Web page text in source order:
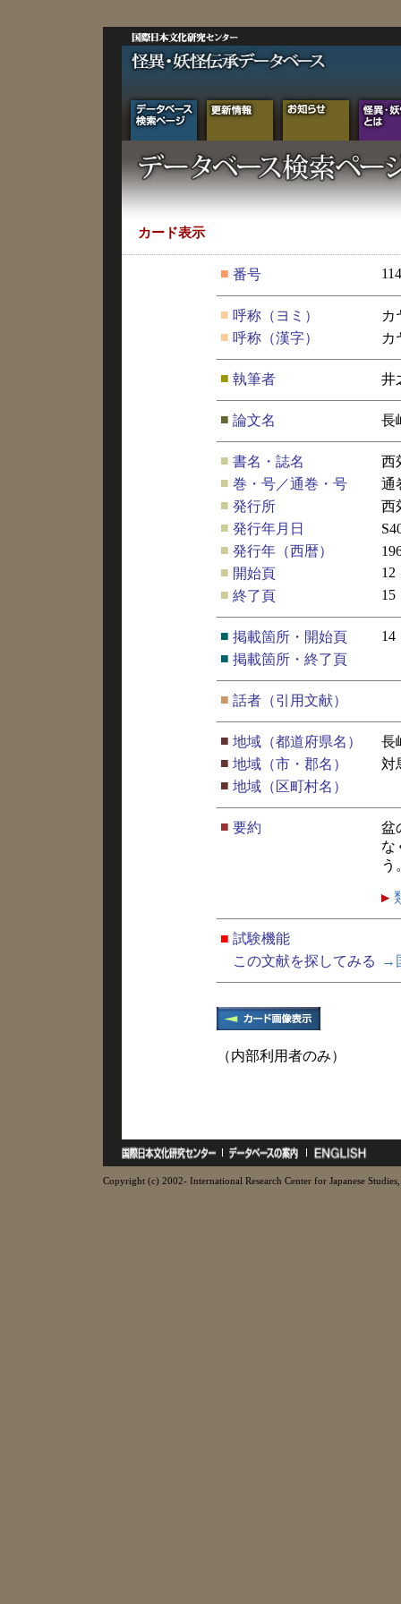
カード表示
■ 番号
■ 呼称（ヨミ）
カ
■ 呼称（漢字） カ
■ 執筆者 井
■ 論文名 長
■ 書名・誌名
西
■ 巻・号／通巻・号
通
■ 発行所
西
■ 発行年月日
■ 発行年（西暦）
■ 開始頁
12
■ 終了頁 15
■ 掲載箇所・開始頁
14
■ 掲載箇所・終了頁
■ 話者（引用文献）
■ 地域（都道府県名）
長
■ 地域（市・郡名）
対
■ 地域（区町村名）
■ 要約
盆
な
う
■ 試験機能
この文献を探してみる
→
（内部利用者のみ）
Copyright (c) 2002- International Research Center for Japanese